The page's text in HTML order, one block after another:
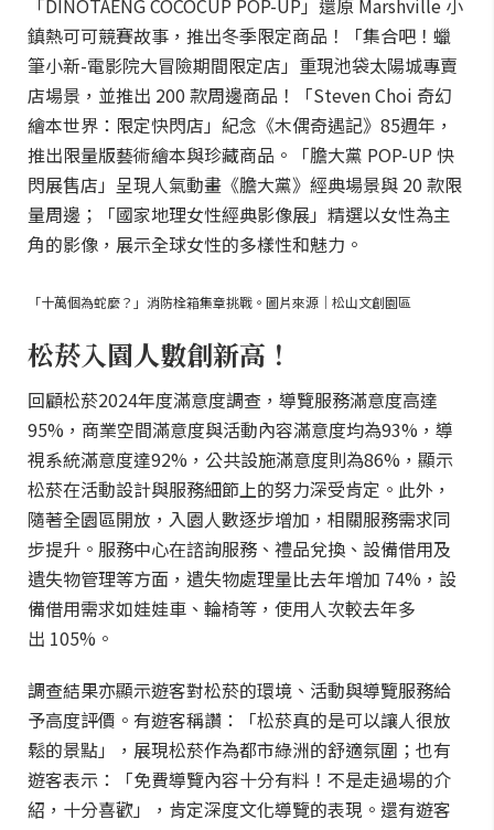
「DINOTAENG COCOCUP POP-UP」還原 Marshville 小
鎮熱可可競賽故事，推出冬季限定商品！「集合吧！蠟
筆小新-電影院大冒險期間限定店」重現池袋太陽城專賣
店場景，並推出 200 款周邊商品！「Steven Choi 奇幻
繪本世界：限定快閃店」紀念《木偶奇遇記》85週年，
推出限量版藝術繪本與珍藏商品。「膽大黨 POP-UP 快
閃展售店」呈現人氣動畫《膽大黨》經典場景與 20 款限
量周邊；「國家地理女性經典影像展」精選以女性為主
角的影像，展示全球女性的多樣性和魅力。
「十萬個為蛇麼？」消防栓箱集章挑戰。圖片來源｜松山文創園區
松菸入園人數創新高！
回顧松菸2024年度滿意度調查，導覽服務滿意度高達
95%，商業空間滿意度與活動內容滿意度均為93%，導
視系統滿意度達92%，公共設施滿意度則為86%，顯示
松菸在活動設計與服務細節上的努力深受肯定。此外，
隨著全園區開放，入園人數逐步增加，相關服務需求同
步提升。服務中心在諮詢服務、禮品兌換、設備借用及
遺失物管理等方面，遺失物處理量比去年增加 74%，設
備借用需求如娃娃車、輪椅等，使用人次較去年多
出 105%。
調查結果亦顯示遊客對松菸的環境、活動與導覽服務給
予高度評價。有遊客稱讚：「松菸真的是可以讓人很放
鬆的景點」，展現松菸作為都市綠洲的舒適氛圍；也有
遊客表示：「免費導覽內容十分有料！不是走過場的介
紹，十分喜歡」，肯定深度文化導覽的表現。還有遊客